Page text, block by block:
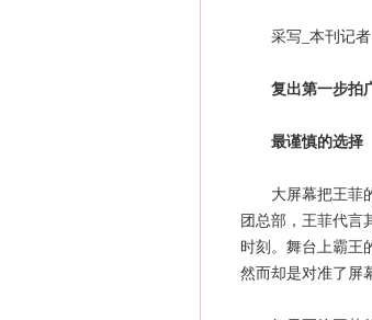
采写_本刊记者
复出第一步拍
最谨慎的选择
大屏幕把王菲的
团总部，王菲代言
时刻。舞台上霸王
然而却是对准了屏